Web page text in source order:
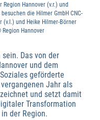
Hannover (v.r.) und
die Hilmer GmbH CNC-
(v.l.) und Heike Hilmer-Börner
Hannover
Das von der
und dem
geförderte
Jahr als
und setzt damit
Transformation
der Region.